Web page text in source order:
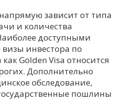
зависит от типа
и количества
доступными
инвестора по
Golden Visa относится
Дополнительно
обследование,
пошлины